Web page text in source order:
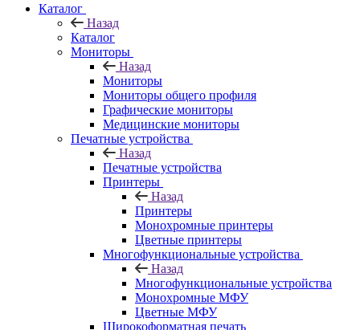
Каталог
Назад
Каталог
Мониторы
Назад
Мониторы
Мониторы общего профиля
Графические мониторы
Медицинские мониторы
Печатные устройства
Назад
Печатные устройства
Принтеры
Назад
Принтеры
Моноxромныe принтеры
Цвeтныe принтеры
Многофункциональные устройства
Назад
Многофункциональные устройства
Монохромные МФУ
Цветные МФУ
Широкоформатная печать